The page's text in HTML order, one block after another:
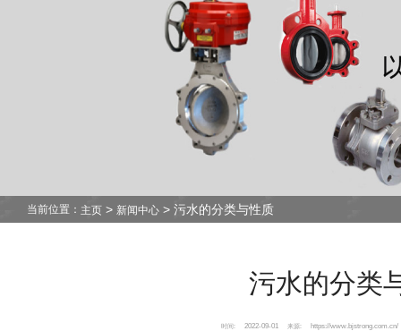
当前位置： 主页 > 新闻中心 > 污水的分类与性质
污水的分类
时间: 2022-09-01 来源: https://www.bjstrong.com.cn/